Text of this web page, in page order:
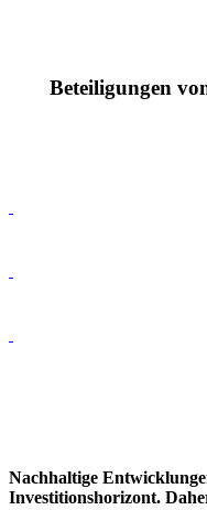
Beteiligungen
Nachhaltige
Investitionshorizont.